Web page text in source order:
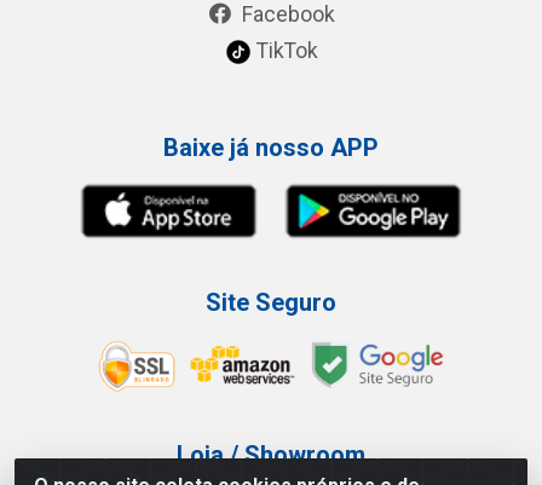
Facebook
TikTok
Baixe já nosso APP
Site Seguro
Loja / Showroom